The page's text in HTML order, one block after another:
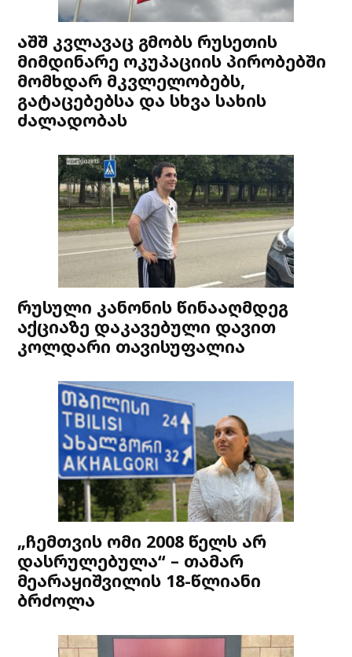
აშშ კვლავაც გმობს რუსეთის
მიმდინარე ოკუპაციის პირობებში
მომხდარ მკვლელობებს,
გატაცებებსა და სხვა სახის
ძალადობას
რუსული კანონის წინააღმდეგ
აქციაზე დაკავებული დავით
კოლდარი თავისუფალია
„ჩემთვის ომი 2008 წელს არ
დასრულებულა“ – თამარ
მეარაყიშვილის 18-წლიანი
ბრძოლა